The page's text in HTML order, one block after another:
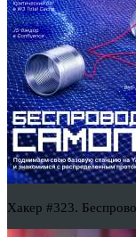
Хакер #323.